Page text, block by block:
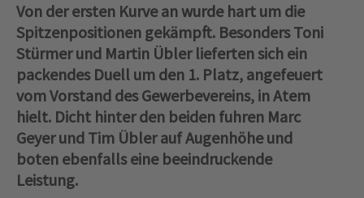
Von der ersten Kurve an wurde hart um die
Spitzenpositionen gekämpft. Besonders Toni
Stürmer und Martin Übler lieferten sich ein
packendes Duell um den 1. Platz, angefeuert
vom Vorstand des Gewerbevereins, in Atem
hielt. Dicht hinter den beiden fuhren Marc
Geyer und Tim Übler auf Augenhöhe und
boten ebenfalls eine beeindruckende
Leistung.